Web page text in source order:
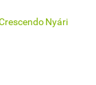
Nyári